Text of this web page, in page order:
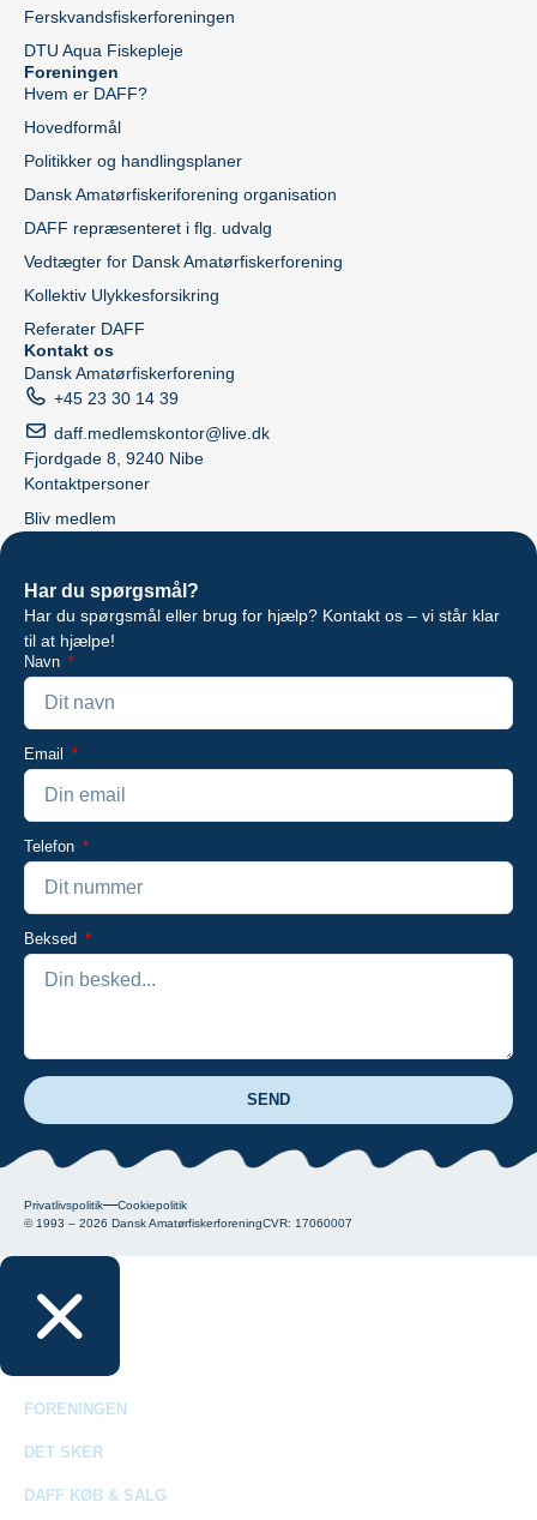
Ferskvandsfiskerforeningen
DTU Aqua Fiskepleje
Foreningen
Hvem er DAFF?
Hovedformål
Politikker og handlingsplaner
Dansk Amatørfiskeriforening organisation
DAFF repræsenteret i flg. udvalg
Vedtægter for Dansk Amatørfiskerforening
Kollektiv Ulykkesforsikring
Referater DAFF
Kontakt os
Dansk Amatørfiskerforening
+45 23 30 14 39
daff.medlemskontor@live.dk
Fjordgade 8, 9240 Nibe
Kontaktpersoner
Bliv medlem
Har du spørgsmål?
Har du spørgsmål eller brug for hjælp? Kontakt os – vi står klar
til at hjælpe!
Navn
Email
Telefon
Beksed
SEND
© 1993 – 2026 Dansk AmatørfiskerforeningCVR: 17060007
Privatlivspolitik Cookiepolitik
FORENINGEN
DET SKER
DAFF KØB & SALG